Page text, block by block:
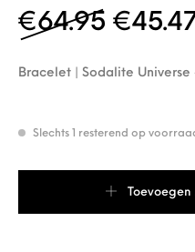
€64.95 €
Bracelet | Sodalite Universe
Slechts 1 resterend op